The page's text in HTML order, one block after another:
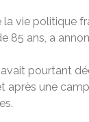
vie politique
85 ans, a
avait pourtant
après une